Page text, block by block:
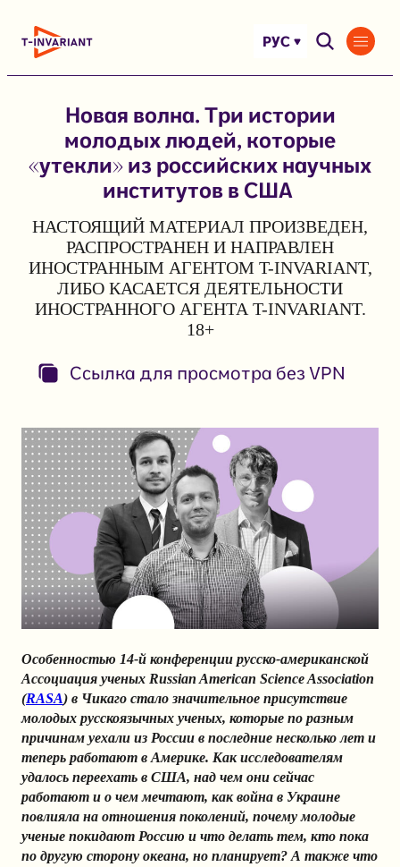
РУС
Новая волна. Три истории
молодых людей, которые
«утекли» из российских научных
институтов в США
НАСТОЯЩИЙ МАТЕРИАЛ ПРОИЗВЕДЕН,
РАСПРОСТРАНЕН И НАПРАВЛЕН
ИНОСТРАННЫМ АГЕНТОМ T-INVARIANT,
ЛИБО КАСАЕТСЯ ДЕЯТЕЛЬНОСТИ
ИНОСТРАННОГО АГЕНТА T-INVARIANT.
18+
Ссылка для просмотра без VPN
Особенностью 14-й конференции русско-американской
Ассоциация ученых Russian American Science Association
(RASA) в Чикаго стало значительное присутствие
молодых русскоязычных ученых, которые по разным
причинам уехали из России в последние несколько лет и
теперь работают в Америке. Как исследователям
удалось переехать в США, над чем они сейчас
работают и о чем мечтают, как война в Украине
повлияла на отношения поколений, почему молодые
ученые покидают Россию и что делать тем, кто пока
по другую сторону океана, но планирует? А также что